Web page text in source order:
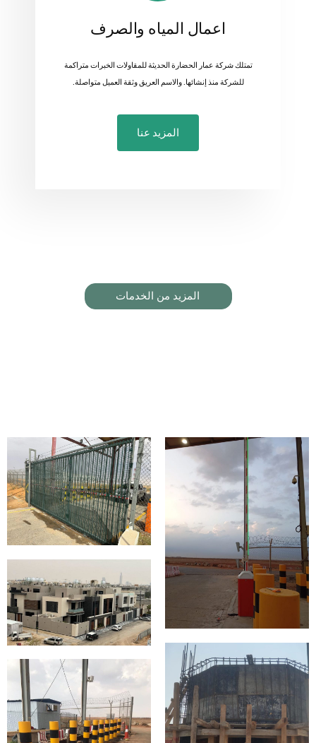
اعمال المياه والصرف
تمتلك شركة عمار الحضارة الحديثة للمقاولات الخبرات متراكمة
للشركة منذ إنشائها. والاسم العريق وثقة العميل متواصلة.
المزيد عنا
المزيد من الخدمات